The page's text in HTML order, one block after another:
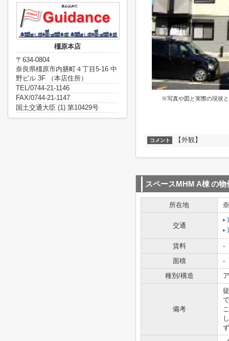
※写真や図と実際の現状
コメント 【外観】
スペースMHM A棟の物
所在地
交通
賃料
-
面積
-
種別/構造
備考
橿原本店
〒634-0804
奈良県橿原市内膳町４丁目5-16 中
野ビル 3F （本店住所）
TEL/0744-21-1146
FAX/0744-21-1147
国土交通大臣 (1) 第10429号